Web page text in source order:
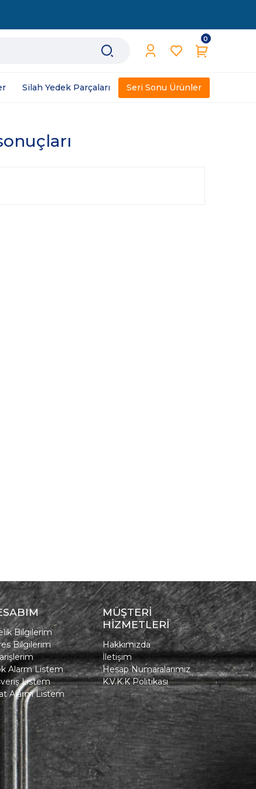
0
Silah Yedek Parçaları Seri Sonu Ürünler
Bilgilerim
Bilgilerim
Alarm Listem
Listem
Alarm Listem
MÜŞTERİ
HİZMETLERİ
Hakkımızda
İletişim
Hesap Numaralarımız
K.V.K.K Politikası